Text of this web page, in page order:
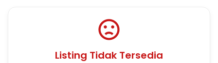
Listing Tidak Tersedia